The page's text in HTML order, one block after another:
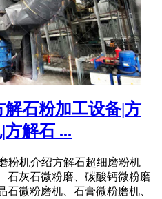
石粉加工设备|方
解石 ...
粉机介绍方解石超细磨粉机
石灰石微粉磨、碳酸钙微粉磨
石微粉磨机、石膏微粉磨机、